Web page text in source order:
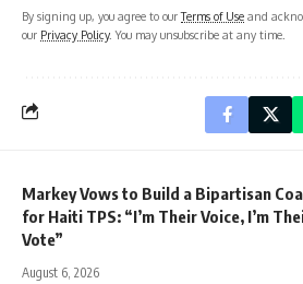
By signing up, you agree to ourTerms of Use and
our Privacy Policy. You may unsubscribe at any time.
Markey Vows to Build a Bipartisan
for Haiti TPS: “I’m Their Voice, I’m
Vote”
August 6, 2026